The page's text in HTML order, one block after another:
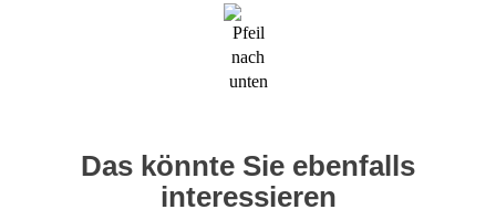
Das könnte Sie ebenfalls
interessieren